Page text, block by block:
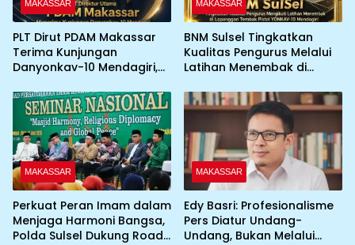
MAKASSAR
PLT Dirut PDAM Makassar
Terima Kunjungan
Danyonkav-10 Mendagiri,
Layanan Air Bersih Asrama
MAKASSAR
BNM Sulsel Tingkatkan
Kualitas Pengurus Melalui
Latihan Menembak di
YONKAV-10 Mendagiri
MAKASSAR
Perkuat Peran Imam dalam
Menjaga Harmoni Bangsa,
Polda Sulsel Dukung Road
MAKASSAR
Edy Basri: Profesionalisme
Pers Diatur Undang-
Undang, Bukan Melalui